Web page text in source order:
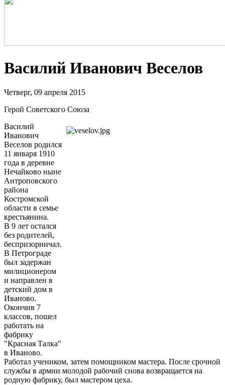
Василий Иванович Веселов
Четверг, 09 апреля 2015
Герой Советского Союза
Василий
Иванович
Веселов родился
11 января 1910
года в деревне
Нечайково ныне
Антроповского
района
Костромской
области в семье
крестьянина.
В 9 лет остался
без родителей,
беспризорничал.
В Петрограде
был задержан
милиционером
и направлен в
детский дом в
Иваново.
Окончив 7
классов, пошел
работать на
фабрику
"Красная Талка"
в Иваново.
Работал учеником, затем помощником мастера. После срочной
службы в армии молодой рабочий снова возвращается на
родную фабрику, был мастером цеха.